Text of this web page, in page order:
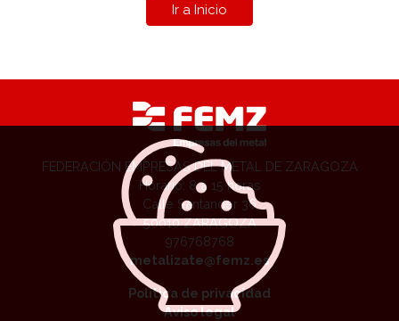
Ir a Inicio
FEDERACIÓN EMPRESAS DEL METAL DE ZARAGOZA
Horario: 8 a 15 horas
Calle Santander 36
50010 ZARAGOZA
976768768
metalizate@femz.es
Política de privacidad
Aviso legal